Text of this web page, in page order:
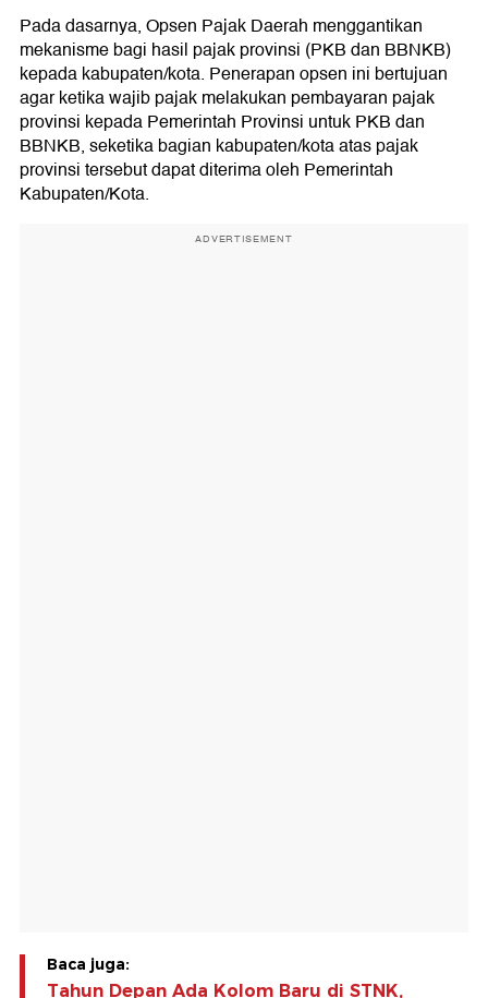
Pada dasarnya, Opsen Pajak Daerah menggantikan
mekanisme bagi hasil pajak provinsi (PKB dan BBNKB)
kepada kabupaten/kota. Penerapan opsen ini bertujuan
agar ketika wajib pajak melakukan pembayaran pajak
provinsi kepada Pemerintah Provinsi untuk PKB dan
BBNKB, seketika bagian kabupaten/kota atas pajak
provinsi tersebut dapat diterima oleh Pemerintah
Kabupaten/Kota.
ADVERTISEMENT
Baca juga:
Tahun Depan Ada Kolom Baru di STNK,